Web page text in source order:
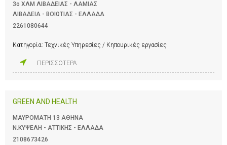
3ο ΧΛΜ ΛΙΒΑΔΕΙΑΣ - ΛΑΜΙΑΣ
ΛΙΒΑΔΕΙΑ - ΒΟΙΩΤΙΑΣ - ΕΛΛΑΔΑ
2261080644
Κατηγορία: Τεχνικές Υπηρεσίες / Κηπουρικές εργασίες
ΠΕΡΙΣΣΟΤΕΡΑ
GREEN AND HEALTH
ΜΑΥΡΟΜΑΤΗ 13 ΑΘΗΝΑ
Ν.ΚΥΨΕΛΗ - ΑΤΤΙΚΗΣ - ΕΛΛΑΔΑ
2108673426